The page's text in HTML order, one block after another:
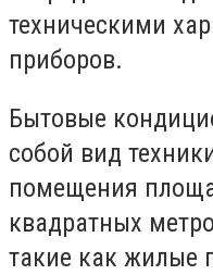
техническими
приборов.
Бытовые
собой вид
помещения
квадратных
такие как жилые